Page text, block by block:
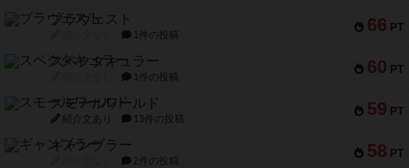
66 PT
ブラヴェスト
1件の投稿
60 PT
スペクタキュラー
1件の投稿
59 PT
スモールワールド
紹介文あり 13件の投稿
58 PT
ギャンブラー
2件の投稿